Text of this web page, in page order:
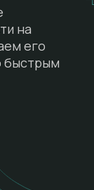
на
его
быстрым